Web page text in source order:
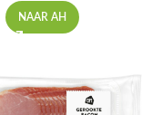
NAAR AH